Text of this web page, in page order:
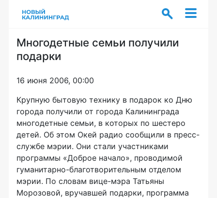
Многодетные семьи получили
подарки
16 июня 2006, 00:00
Крупную бытовую технику в подарок ко Дню
города получили от города Калининграда
многодетные семьи, в которых по шестеро
детей. Об этом Окей радио сообщили в пресс-
службе мэрии. Они стали участниками
программы «Доброе начало», проводимой
гуманитарно-благотворительным отделом
мэрии. По словам вице-мэра Татьяны
Морозовой, вручавшей подарки, программа